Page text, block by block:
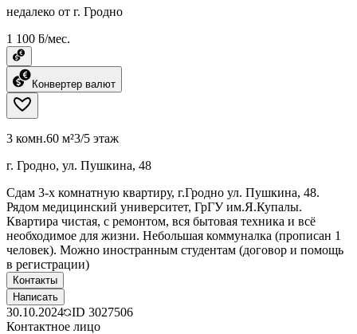
недалеко от г. Гродно
1 100 ƃ/мес.
Конвертер валют
3 комн.60 м²3/5 этаж
г. Гродно, ул. Пушкина, 48
Сдам 3-х комнатную квартиру, г.Гродно ул. Пушкина, 48.
Рядом медицинский университет, ГрГУ им.Я.Купалы.
Квартира чистая, с ремонтом, вся бытовая техника и всё
необходимое для жизни. Небольшая коммуналка (прописан 1
человек). Можно иностранным студентам (договор и помощь
в регистрации)
Контакты
Написать
30.10.2024 ID 3027506
Контактное лицо